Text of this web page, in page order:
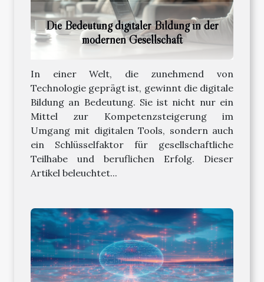
Die Bedeutung digitaler Bildung in der
modernen Gesellschaft
In einer Welt, die zunehmend von
Technologie geprägt ist, gewinnt die digitale
Bildung an Bedeutung. Sie ist nicht nur ein
Mittel zur Kompetenzsteigerung im
Umgang mit digitalen Tools, sondern auch
ein Schlüsselfaktor für gesellschaftliche
Teilhabe und beruflichen Erfolg. Dieser
Artikel beleuchtet...